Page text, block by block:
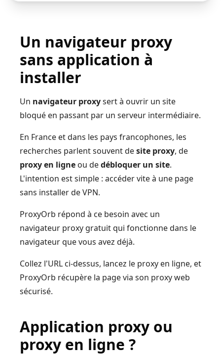
Un navigateur proxy
sans application à
installer
Un navigateur proxysert à ouvrir un site
bloqué en passant par un serveur intermédiaire.
En France et dans les pays francophones, les
recherches parlent souvent desite proxy, de
proxy en ligneou dedébloquer un site.
L'intention est simple : accéder vite à une page
sans installer de VPN.
ProxyOrb répond à ce besoin avec un
navigateur proxy gratuit qui fonctionne dans le
navigateur que vous avez déjà.
Collez l'URL ci-dessus, lancez le proxy en ligne, et
ProxyOrb récupère la page via son proxy web
sécurisé.
Application proxy ou
proxy en ligne ?